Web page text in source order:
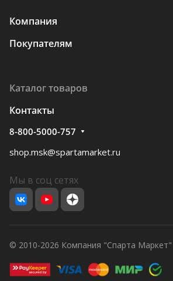
Компания
Покупателям
Каталог товаров
Контакты
8-800-5000-757
shop.msk@spartamarket.ru
Мы в соц сетях
© 2010-2026 Компания "Спарта Маркет"